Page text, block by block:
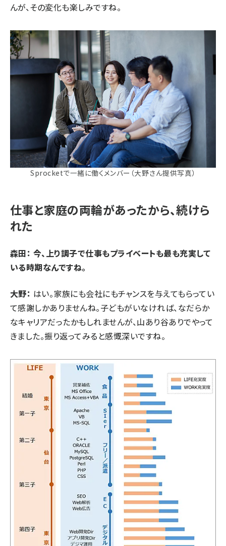
んが、その変化も楽しみですね。
Sprocketで一緒に働くメンバー（大野さん提供写真）
仕事と家庭の両輪があったから、続けら
れた
森田： 今、上り調子で仕事もプライベートも最も充実して
いる時期なんですね。
大野： はい。家族にも会社にもチャンスを与えてもらってい
て感謝しかありませんね。子どもがいなければ、なだらか
なキャリアだったかもしれませんが、山あり谷ありでやって
きました。振り返ってみると感慨深いですね。